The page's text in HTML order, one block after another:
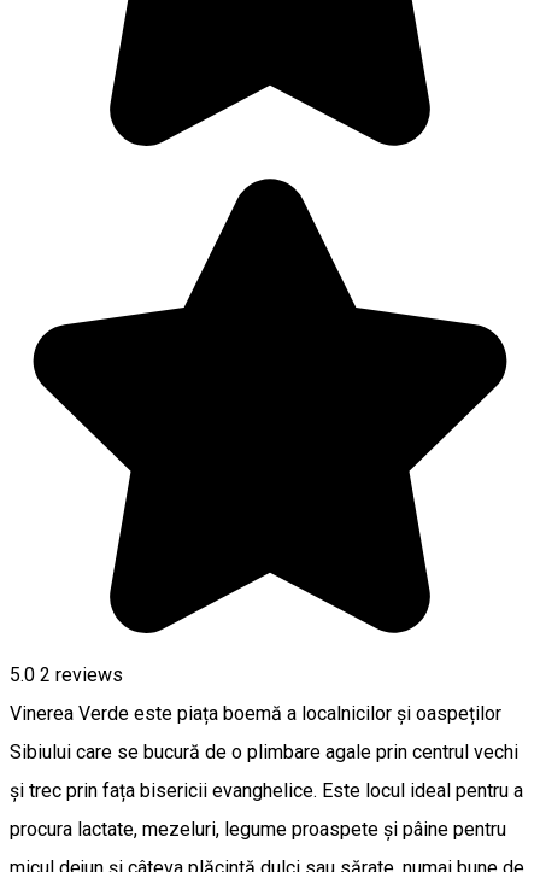
5.0 2 reviews
Vinerea Verde este piața boemă a localnicilor și oaspeților
Sibiului care se bucură de o plimbare agale prin centrul vechi
și trec prin fața bisericii evanghelice. Este locul ideal pentru a
procura lactate, mezeluri, legume proaspete și pâine pentru
micul dejun și câteva plăcintă dulci sau sărate, numai bune de